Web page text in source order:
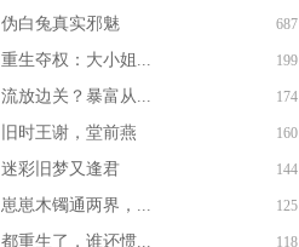
687
伪白兔真实邪魅
199
重生夺权：大小姐...
174
流放边关？暴富从...
160
旧时王谢，堂前燕
144
迷彩旧梦又逢君
125
崽崽木镯通两界，...
118
都重生了，谁还惯...